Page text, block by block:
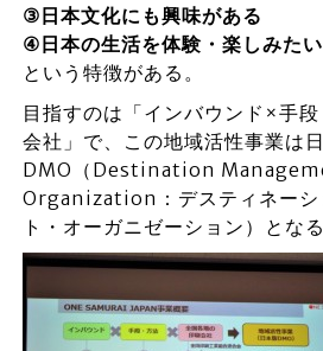
③日本文化にも興味がある
④日本の生活を体験・楽しみたい
という特徴がある。
目指すのは「インバウンド×手
会社」で、この地域活性事業は
DMO（Destination
Organization：デスティネーシ
ト・オーガニゼーション）となる